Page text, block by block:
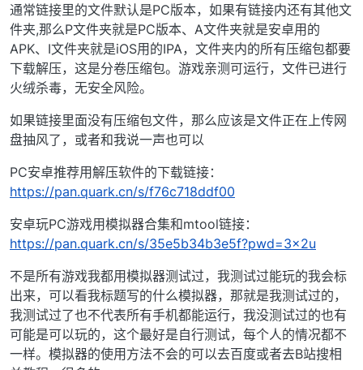
通常链接里的文件默认是PC版本，如果有链接内还有其他文
件夹,那么P文件夹就是PC版本、A文件夹就是安卓用的
APK、I文件夹就是iOS用的IPA，文件夹内的所有压缩包都要
下载解压，这是分卷压缩包。游戏亲测可运行，文件已进行
火绒杀毒，无安全风险。
如果链接里面没有压缩包文件，那么应该是文件正在上传网
盘抽风了，或者和我说一声也可以
PC安卓推荐用解压软件的下载链接：
https://pan.quark.cn/s/f76c718ddf00
安卓玩PC游戏用模拟器合集和mtool链接：
https://pan.quark.cn/s/35e5b34b3e5f?pwd=3x2u
不是所有游戏我都用模拟器测试过，我测试过能玩的我会标
出来，可以看我标题写的什么模拟器，那就是我测试过的，
我测试过了也不代表所有手机都能运行，我没测试过的也有
可能是可以玩的，这个最好是自行测试，每个人的情况都不
一样。模拟器的使用方法不会的可以去百度或者去B站搜相